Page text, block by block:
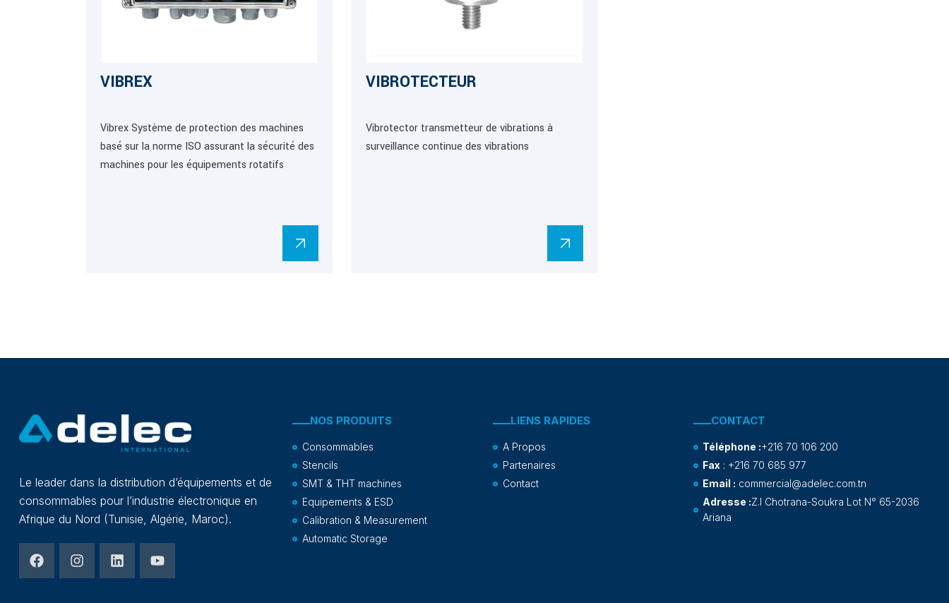
VIBREX
Vibrex Système de protection des machines
basé sur la norme ISO assurant la sécurité des
machines pour les équipements rotatifs
VIBROTECTEUR
Vibrotector transmetteur de vibrations à
surveillance continue des vibrations
Le leader dans la distribution d’équipements et de
consommables pour l’industrie électronique en
Afrique du Nord (Tunisie, Algérie, Maroc).
NOS PRODUITS
Consommables
Stencils
SMT & THT machines
Equipements & ESD
Calibration & Measurement
Automatic Storage
LIENS RAPIDES
A Propos
Partenaires
Contact
CONTACT
Téléphone :+216 70 106 200
Fax : +216 70 685 977
Email : commercial@adelec.com.tn
Adresse :Z.I Chotrana-Soukra Lot N° 65-2036
Ariana